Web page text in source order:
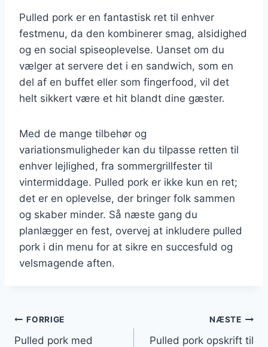
Pulled pork er en fantastisk ret til enhver
festmenu, da den kombinerer smag, alsidighed
og en social spiseoplevelse. Uanset om du
vælger at servere det i en sandwich, som en
del af en buffet eller som fingerfood, vil det
helt sikkert være et hit blandt dine gæster.
Med de mange tilbehør og
variationsmuligheder kan du tilpasse retten til
enhver lejlighed, fra sommergrillfester til
vintermiddage. Pulled pork er ikke kun en ret;
det er en oplevelse, der bringer folk sammen
og skaber minder. Så næste gang du
planlægger en fest, overvej at inkludere pulled
pork i din menu for at sikre en succesfuld og
velsmagende aften.
Indlægsnavigation
FORRIGE
Pulled pork med
NÆSTE
Pulled pork opskrift til